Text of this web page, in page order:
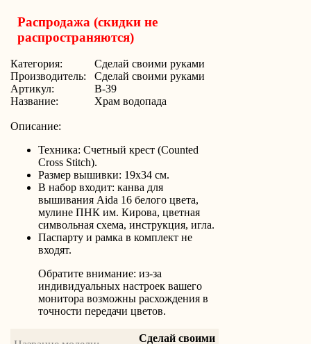
Распродажа (скидки не
распространяются)
Категория:
Сделай своими руками
Производитель:
Сделай своими руками
Артикул:
В-39
Название:
Храм водопада
Описание:
Техника: Счетный крест (Counted
Cross Stitch).
Размер вышивки: 19х34 см.
В набор входит: канва для
вышивания Aida 16 белого цвета,
мулине ПНК им. Кирова, цветная
символьная схема, инструкция, игла.
Паспарту и рамка в комплект не
входят.
Обратите внимание: из-за
индивидуальных настроек вашего
монитора возможны расхождения в
точности передачи цветов.
Сделай своими